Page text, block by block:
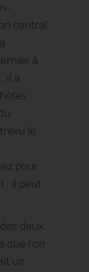
central
à
il a
;
le
pour
; il peut
deux
que l’on
un